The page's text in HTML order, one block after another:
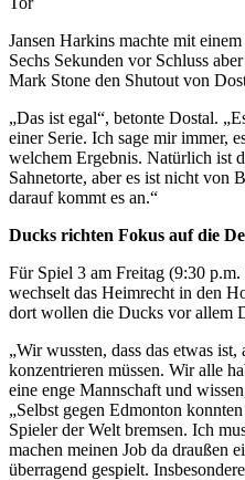
Jansen Harkins machte mit
Sechs Sekunden vor Schluss
Mark Stone den Shutout von
„Das ist egal“, betonte Dostal.
einer Serie. Ich sage mir immer,
welchem Ergebnis. Natürlich ist
Sahnetorte, aber es ist nicht von
darauf kommt es an.“
Ducks richten Fokus auf die
Für Spiel 3 am Freitag (9:30
wechselt das Heimrecht in den
dort wollen die Ducks vor allem
„Wir wussten, dass das etwas
konzentrieren müssen. Wir alle
eine enge Mannschaft und
„Selbst gegen Edmonton
Spieler der Welt bremsen. Ich
machen meinen Job da draußen
überragend gespielt.